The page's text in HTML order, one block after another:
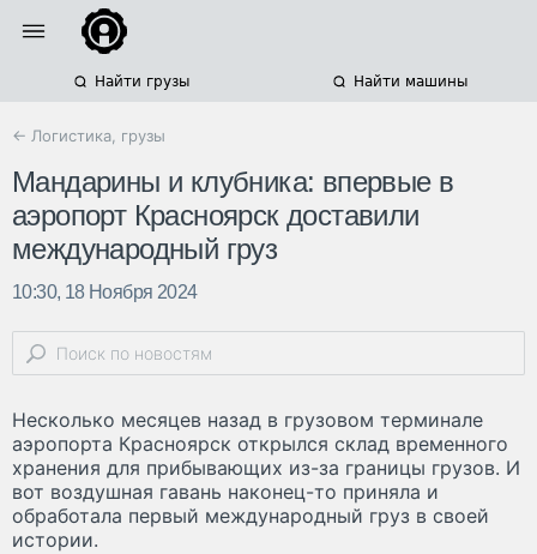
Найти грузы Найти машины
← Логистика, грузы
Мандарины и клубника: впервые в
аэропорт Красноярск доставили
международный груз
10:30, 18 Ноября 2024
Несколько месяцев назад в грузовом терминале
аэропорта Красноярск открылся склад временного
хранения для прибывающих из-за границы грузов. И
вот воздушная гавань наконец-то приняла и
обработала первый международный груз в своей
истории.